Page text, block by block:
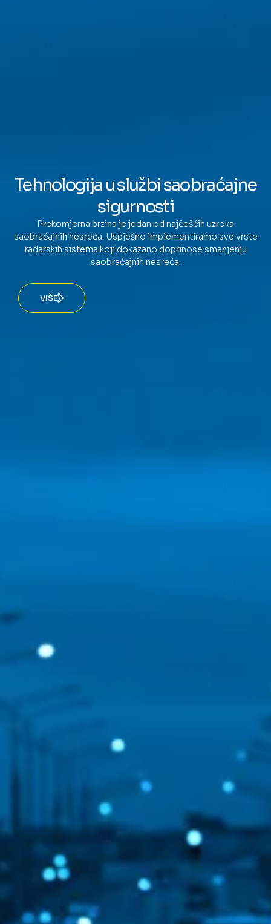
Tehnologija u službi saobraćajne
sigurnosti
Prekomjerna brzina je jedan od najčešćih uzroka
saobraćajnih nesreća. Uspješno implementiramo sve vrste
radarskih sistema koji dokazano doprinose smanjenju
saobraćajnih nesreća.
VIŠE